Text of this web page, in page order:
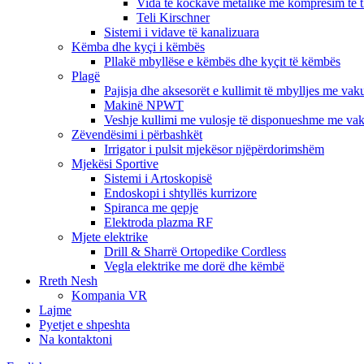
Vida të kockave metalike me kompresim të
Teli Kirschner
Sistemi i vidave të kanalizuara
Këmba dhe kyçi i këmbës
Pllakë mbyllëse e këmbës dhe kyçit të këmbës
Plagë
Pajisja dhe aksesorët e kullimit të mbylljes me
Makinë NPWT
Veshje kullimi me vulosje të disponueshme me
Zëvendësimi i përbashkët
Irrigator i pulsit mjekësor njëpërdorimshëm
Mjekësi Sportive
Sistemi i Artoskopisë
Endoskopi i shtyllës kurrizore
Spiranca me qepje
Elektroda plazma RF
Mjete elektrike
Drill & Sharrë Ortopedike Cordless
Vegla elektrike me dorë dhe këmbë
Rreth Nesh
Kompania VR
Lajme
Pyetjet e shpeshta
Na kontaktoni